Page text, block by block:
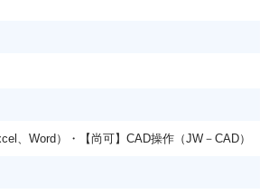
、Word）・【尚可】CAD操作（JW－CAD）